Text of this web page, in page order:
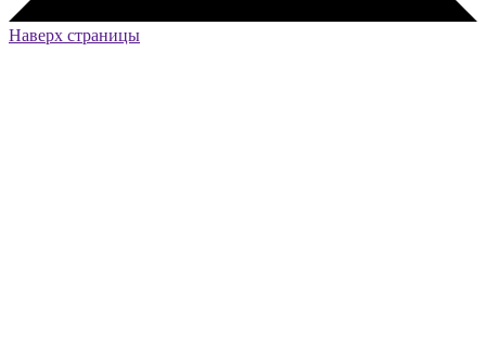
Наверх страницы